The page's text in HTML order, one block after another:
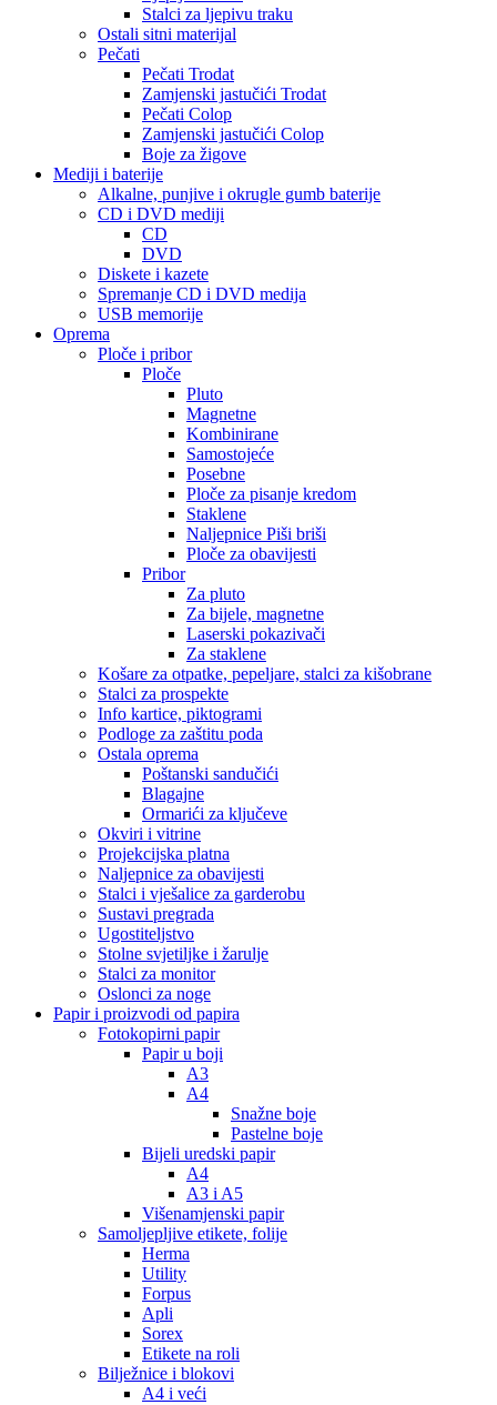
Stalci za ljepivu traku
Ostali sitni materijal
Pečati
Pečati Trodat
Zamjenski jastučići Trodat
Pečati Colop
Zamjenski jastučići Colop
Boje za žigove
Mediji i baterije
Alkalne, punjive i okrugle gumb baterije
CD i DVD mediji
CD
DVD
Diskete i kazete
Spremanje CD i DVD medija
USB memorije
Oprema
Ploče i pribor
Ploče
Pluto
Magnetne
Kombinirane
Samostojeće
Posebne
Ploče za pisanje kredom
Staklene
Naljepnice Piši briši
Ploče za obavijesti
Pribor
Za pluto
Za bijele, magnetne
Laserski pokazivači
Za staklene
Košare za otpatke, pepeljare, stalci za kišobrane
Stalci za prospekte
Info kartice, piktogrami
Podloge za zaštitu poda
Ostala oprema
Poštanski sandučići
Blagajne
Ormarići za ključeve
Okviri i vitrine
Projekcijska platna
Naljepnice za obavijesti
Stalci i vješalice za garderobu
Sustavi pregrada
Ugostiteljstvo
Stolne svjetiljke i žarulje
Stalci za monitor
Oslonci za noge
Papir i proizvodi od papira
Fotokopirni papir
Papir u boji
A3
A4
Snažne boje
Pastelne boje
Bijeli uredski papir
A4
A3 i A5
Višenamjenski papir
Samoljepljive etikete, folije
Herma
Utility
Forpus
Apli
Sorex
Etikete na roli
Bilježnice i blokovi
A4 i veći